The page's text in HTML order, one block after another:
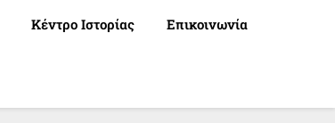
Κέντρο Ιστορίας Επικοινωνία